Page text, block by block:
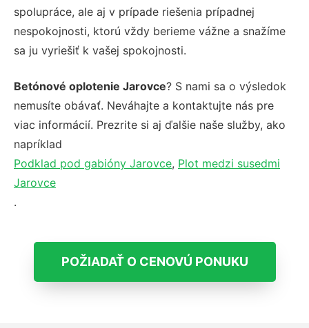
spolupráce, ale aj v prípade riešenia prípadnej
nespokojnosti, ktorú vždy berieme vážne a snažíme
sa ju vyriešiť k vašej spokojnosti.
Betónové oplotenie Jarovce? S nami sa o výsledok
nemusíte obávať. Neváhajte a kontaktujte nás pre
viac informácií. Prezrite si aj ďalšie naše služby, ako
napríklad
Podklad pod gabióny Jarovce, Plot medzi susedmi
Jarovce
.
POŽIADAŤ O CENOVÚ PONUKU